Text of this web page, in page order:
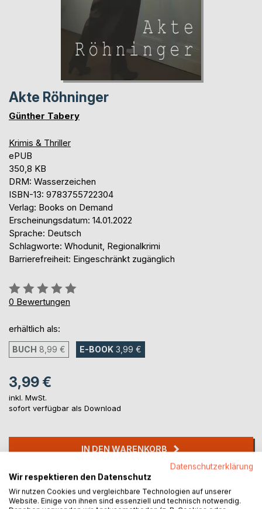
Akte Röhninger
Günther Tabery
Krimis & Thriller
ePUB
350,8 KB
DRM: Wasserzeichen
ISBN-13: 9783755722304
Verlag: Books on Demand
Erscheinungsdatum: 14.01.2022
Sprache: Deutsch
Schlagworte: Whodunit, Regionalkrimi
Barrierefreiheit: Eingeschränkt zugänglich
Bewertung::
0%
0 Bewertungen
erhältlich als:
BUCH 8,99 € E-BOOK 3,99 €
3,99 €
inkl. MwSt.
sofort verfügbar als Download
IN DEN WARENKORB
Auf die Merkliste
Titel bewerten
Datenschutzerklärung
Wir respektieren den Datenschutz
Wir nutzen Cookies und vergleichbare Technologien auf unserer
Website. Einige von ihnen sind essenziell und technisch notwendig.